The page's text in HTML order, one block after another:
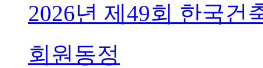
2026년 제49회 한국건
회원동정